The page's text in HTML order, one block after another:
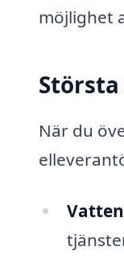
möjlighet
När du